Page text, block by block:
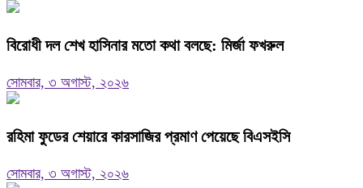
বিরোধী দল শেখ হাসিনার মতো কথা বলছে: মির্জা ফখরুল
সোমবার, ৩ অগাস্ট, ২০২৬
রহিমা ফুডের শেয়ারে কারসাজির প্রমাণ পেয়েছে বিএসইসি
সোমবার, ৩ অগাস্ট, ২০২৬